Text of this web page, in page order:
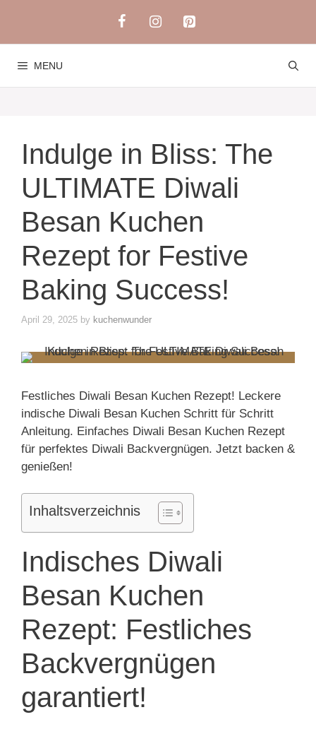
content
MENU
Indulge in Bliss: The
ULTIMATE Diwali
Besan Kuchen
Rezept for Festive
Baking Success!
April 29, 2025 by kuchenwunder
Festliches Diwali Besan Kuchen Rezept! Leckere
indische Diwali Besan Kuchen Schritt für Schritt
Anleitung. Einfaches Diwali Besan Kuchen Rezept
für perfektes Diwali Backvergnügen. Jetzt backen &
genießen!
Inhaltsverzeichnis
Indisches Diwali
Besan Kuchen
Rezept: Festliches
Backvergnügen
garantiert!